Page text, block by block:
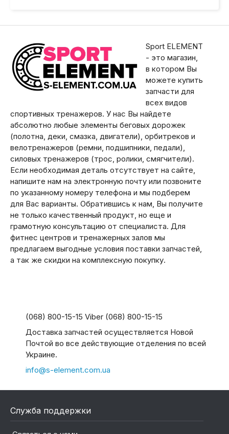
Sport ELEMENT
- это магазин,
в котором Вы
можете купить
запчасти для
всех видов
спортивных тренажеров. У нас Вы найдете
абсолютно любые элементы беговых дорожек
(полотна, деки, смазка, двигатели), орбитреков и
велотренажеров (ремни, подшипники, педали),
силовых тренажеров (трос, ролики, смягчители).
Если необходимая деталь отсутствует на сайте,
напишите нам на электронную почту или позвоните
по указанному номеру телефона и мы подберем
для Вас варианты. Обратившись к нам, Вы получите
не только качественный продукт, но еще и
грамотную консультацию от специалиста. Для
фитнес центров и тренажерных залов мы
предлагаем выгодные условия поставки запчастей,
а так же скидки на комплексную покупку.
(068) 800-15-15 Viber (068) 800-15-15
Доставка запчастей осуществляется Новой
Почтой во все действующие отделения по всей
Украине.
info@s-element.com.ua
Служба поддержки